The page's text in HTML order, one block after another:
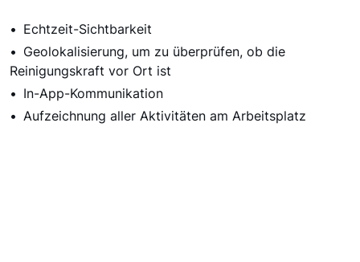
Echtzeit-Sichtbarkeit
Geolokalisierung, um zu überprüfen, ob die
Reinigungskraft vor Ort ist
In-App-Kommunikation
Aufzeichnung aller Aktivitäten am Arbeitsplatz